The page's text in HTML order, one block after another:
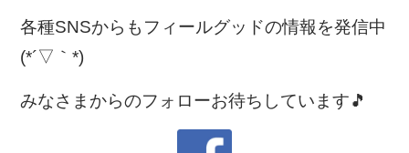
各種SNSからもフィールグッドの情報を発信中
(*´▽｀*)
みなさまからのフォローお待ちしています🎵